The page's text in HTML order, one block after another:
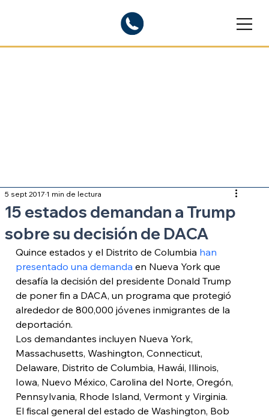
15 estados demandan a Trump
sobre su decisión de DACA
5 sept 20171 min de lectura
Quince estados y el Distrito de Columbia han
presentado una demanda en Nueva York que
desafía la decisión del presidente Donald Trump
de poner fin a DACA, un programa que protegió
alrededor de 800,000 jóvenes inmigrantes de la
deportación.
Los demandantes incluyen Nueva York,
Massachusetts, Washington, Connecticut,
Delaware, Distrito de Columbia, Hawái, Illinois,
Iowa, Nuevo México, Carolina del Norte, Oregón,
Pennsylvania, Rhode Island, Vermont y Virginia.
El fiscal general del estado de Washington, Bob